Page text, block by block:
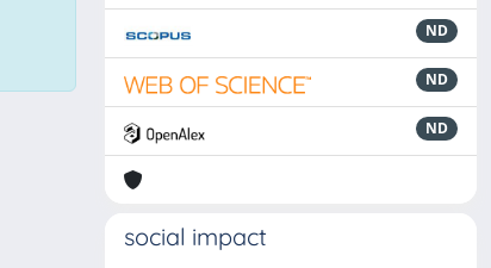
ND
ND
ND
social impact